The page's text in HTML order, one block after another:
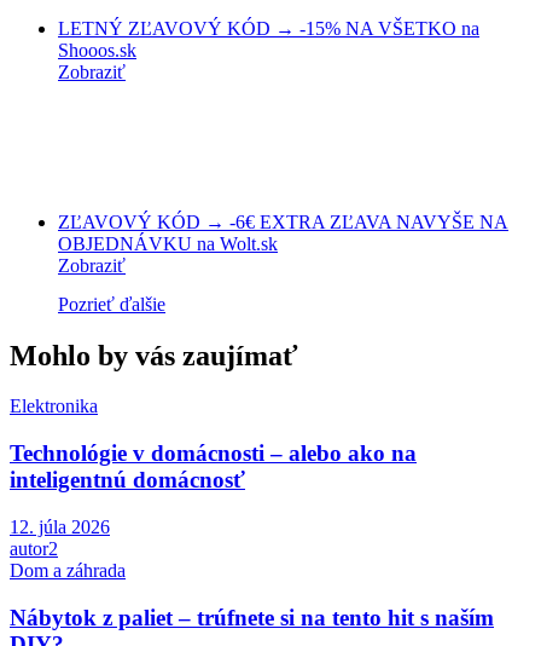
LETNÝ ZĽAVOVÝ KÓD → -15% NA VŠETKO na
Shooos.sk
Zobraziť
ZĽAVOVÝ KÓD → -6€ EXTRA ZĽAVA NAVYŠE NA
OBJEDNÁVKU na Wolt.sk
Zobraziť
Pozrieť ďalšie
Mohlo by vás zaujímať
Elektronika
Technológie v domácnosti – alebo ako na
inteligentnú domácnosť
12. júla 2026
autor2
Dom a záhrada
Nábytok z paliet – trúfnete si na tento hit s naším